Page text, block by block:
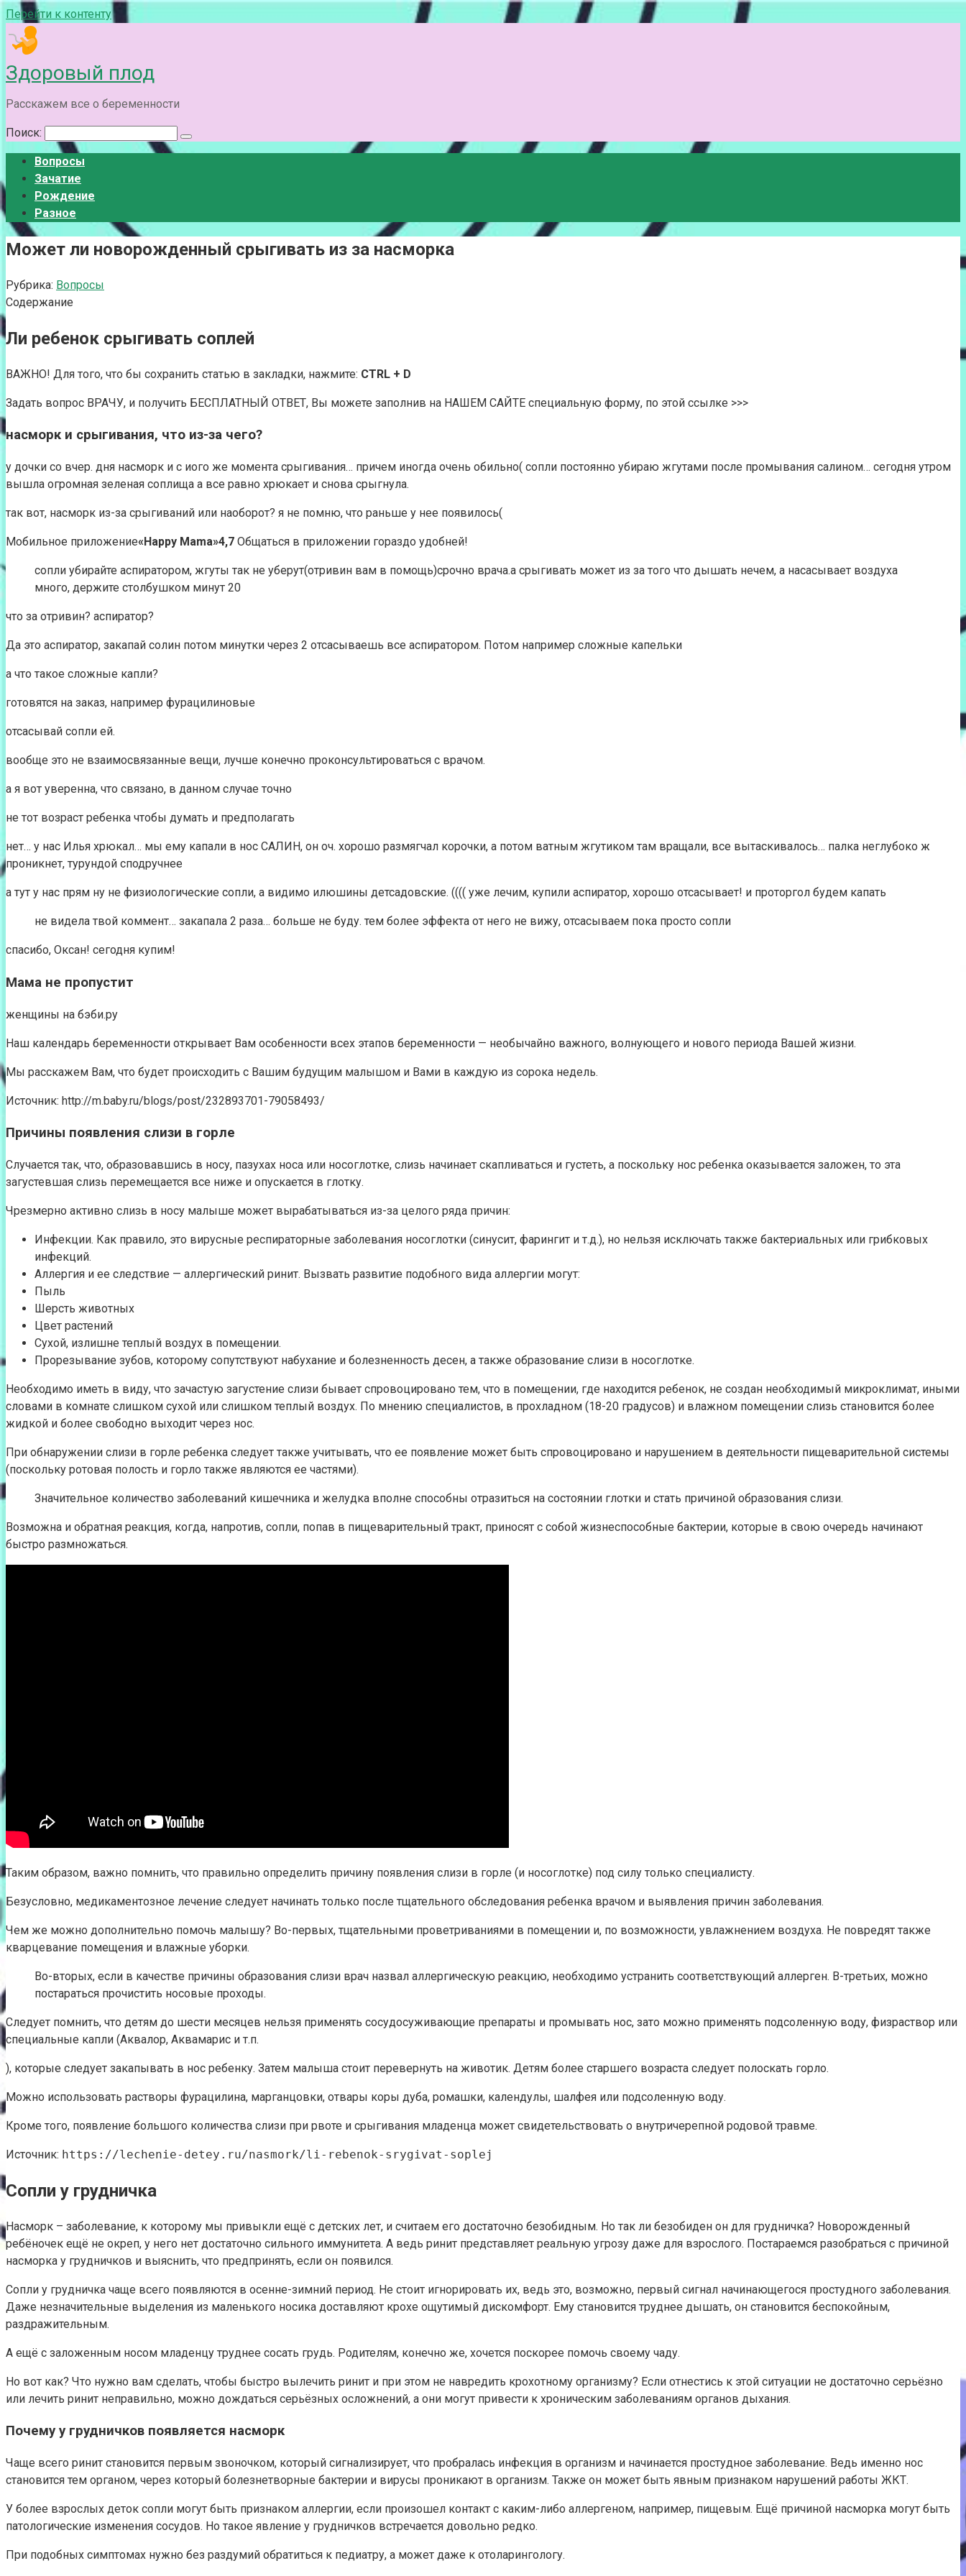
Перейти к контенту
Здоровый плод
Расскажем все о беременности
Поиск:
Вопросы
Зачатие
Рождение
Разное
Может ли новорожденный срыгивать из за насморка
Рубрика: Вопросы
Содержание
Ли ребенок срыгивать соплей
ВАЖНО! Для того, что бы сохранить статью в закладки, нажмите: CTRL + D
Задать вопрос ВРАЧУ, и получить БЕСПЛАТНЫЙ ОТВЕТ, Вы можете заполнив на НАШЕМ САЙТЕ специальную форму, по этой ссылке >>>
насморк и срыгивания, что из-за чего?
у дочки со вчер. дня насморк и с иого же момента срыгивания… причем иногда очень обильно( сопли постоянно убираю жгутами после промывания салином… сегодня утром
вышла огромная зеленая соплища а все равно хрюкает и снова срыгнула.
так вот, насморк из-за срыгиваний или наоборот? я не помню, что раньше у нее появилось(
Мобильное приложение«Happy Mama»4,7 Общаться в приложении гораздо удобней!
сопли убирайте аспиратором, жгуты так не уберут(отривин вам в помощь)срочно врача.а срыгивать может из за того что дышать нечем, а насасывает воздуха
много, держите столбушком минут 20
что за отривин? аспиратор?
Да это аспиратор, закапай солин потом минутки через 2 отсасываешь все аспиратором. Потом например сложные капельки
а что такое сложные капли?
готовятся на заказ, например фурацилиновые
отсасывай сопли ей.
вообще это не взаимосвязанные вещи, лучше конечно проконсультироваться с врачом.
а я вот уверенна, что связано, в данном случае точно
не тот возраст ребенка чтобы думать и предполагать
нет… у нас Илья хрюкал… мы ему капали в нос САЛИН, он оч. хорошо размягчал корочки, а потом ватным жгутиком там вращали, все вытаскивалось… палка неглубоко ж
проникнет, турундой сподручнее
а тут у нас прям ну не физиологические сопли, а видимо илюшины детсадовские. (((( уже лечим, купили аспиратор, хорошо отсасывает! и проторгол будем капать
не видела твой коммент… закапала 2 раза… больше не буду. тем более эффекта от него не вижу, отсасываем пока просто сопли
спасибо, Оксан! сегодня купим!
Мама не пропустит
женщины на бэби.ру
Наш календарь беременности открывает Вам особенности всех этапов беременности — необычайно важного, волнующего и нового периода Вашей жизни.
Мы расскажем Вам, что будет происходить с Вашим будущим малышом и Вами в каждую из сорока недель.
Источник: http://m.baby.ru/blogs/post/232893701-79058493/
Причины появления слизи в горле
Случается так, что, образовавшись в носу, пазухах носа или носоглотке, слизь начинает скапливаться и густеть, а поскольку нос ребенка оказывается заложен, то эта
загустевшая слизь перемещается все ниже и опускается в глотку.
Чрезмерно активно слизь в носу малыше может вырабатываться из-за целого ряда причин:
Инфекции. Как правило, это вирусные респираторные заболевания носоглотки (синусит, фарингит и т.д.), но нельзя исключать также бактериальных или грибковых
инфекций.
Аллергия и ее следствие — аллергический ринит. Вызвать развитие подобного вида аллергии могут:
Пыль
Шерсть животных
Цвет растений
Сухой, излишне теплый воздух в помещении.
Прорезывание зубов, которому сопутствуют набухание и болезненность десен, а также образование слизи в носоглотке.
Необходимо иметь в виду, что зачастую загустение слизи бывает спровоцировано тем, что в помещении, где находится ребенок, не создан необходимый микроклимат, иными
словами в комнате слишком сухой или слишком теплый воздух. По мнению специалистов, в прохладном (18-20 градусов) и влажном помещении слизь становится более
жидкой и более свободно выходит через нос.
При обнаружении слизи в горле ребенка следует также учитывать, что ее появление может быть спровоцировано и нарушением в деятельности пищеварительной системы
(поскольку ротовая полость и горло также являются ее частями).
Значительное количество заболеваний кишечника и желудка вполне способны отразиться на состоянии глотки и стать причиной образования слизи.
Возможна и обратная реакция, когда, напротив, сопли, попав в пищеварительный тракт, приносят с собой жизнеспособные бактерии, которые в свою очередь начинают
быстро размножаться.
Таким образом, важно помнить, что правильно определить причину появления слизи в горле (и носоглотке) под силу только специалисту.
Безусловно, медикаментозное лечение следует начинать только после тщательного обследования ребенка врачом и выявления причин заболевания.
Чем же можно дополнительно помочь малышу? Во-первых, тщательными проветриваниями в помещении и, по возможности, увлажнением воздуха. Не повредят также
кварцевание помещения и влажные уборки.
Во-вторых, если в качестве причины образования слизи врач назвал аллергическую реакцию, необходимо устранить соответствующий аллерген. В-третьих, можно
постараться прочистить носовые проходы.
Следует помнить, что детям до шести месяцев нельзя применять сосудосуживающие препараты и промывать нос, зато можно применять подсоленную воду, физраствор или
специальные капли (Аквалор, Аквамарис и т.п.
), которые следует закапывать в нос ребенку. Затем малыша стоит перевернуть на животик. Детям более старшего возраста следует полоскать горло.
Можно использовать растворы фурацилина, марганцовки, отвары коры дуба, ромашки, календулы, шалфея или подсоленную воду.
Кроме того, появление большого количества слизи при рвоте и срыгивания младенца может свидетельствовать о внутричерепной родовой травме.
Источник: https://lechenie-detey.ru/nasmork/li-rebenok-srygivat-soplej
Сопли у грудничка
Насморк – заболевание, к которому мы привыкли ещё с детских лет, и считаем его достаточно безобидным. Но так ли безобиден он для грудничка? Новорожденный
ребёночек ещё не окреп, у него нет достаточно сильного иммунитета. А ведь ринит представляет реальную угрозу даже для взрослого. Постараемся разобраться с причиной
насморка у грудничков и выяснить, что предпринять, если он появился.
Сопли у грудничка чаще всего появляются в осенне-зимний период. Не стоит игнорировать их, ведь это, возможно, первый сигнал начинающегося простудного заболевания.
Даже незначительные выделения из маленького носика доставляют крохе ощутимый дискомфорт. Ему становится труднее дышать, он становится беспокойным,
раздражительным.
А ещё с заложенным носом младенцу труднее сосать грудь. Родителям, конечно же, хочется поскорее помочь своему чаду.
Но вот как? Что нужно вам сделать, чтобы быстро вылечить ринит и при этом не навредить крохотному организму? Если отнестись к этой ситуации не достаточно серьёзно
или лечить ринит неправильно, можно дождаться серьёзных осложнений, а они могут привести к хроническим заболеваниям органов дыхания.
Почему у грудничков появляется насморк
Чаще всего ринит становится первым звоночком, который сигнализирует, что пробралась инфекция в организм и начинается простудное заболевание. Ведь именно нос
становится тем органом, через который болезнетворные бактерии и вирусы проникают в организм. Также он может быть явным признаком нарушений работы ЖКТ.
У более взрослых деток сопли могут быть признаком аллергии, если произошел контакт с каким-либо аллергеном, например, пищевым. Ещё причиной насморка могут быть
патологические изменения сосудов. Но такое явление у грудничков встречается довольно редко.
При подобных симптомах нужно без раздумий обратиться к педиатру, а может даже к отоларингологу.